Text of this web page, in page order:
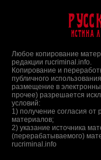
Истина
Любое копирование
редакции rucriminal.info.
Копирование и
публичного
размещение в
прочее) разрешается
условий:
1) получение согласия
материалов;
2) указание источника
(перерабатываемого)
rucriminal.info